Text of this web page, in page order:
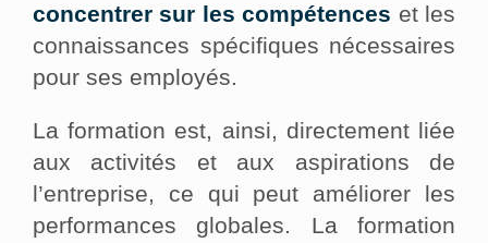
concentrer sur les compétences et les
connaissances spécifiques nécessaires
pour ses employés.
La formation est, ainsi, directement liée
aux activités et aux aspirations de
l’entreprise, ce qui peut améliorer les
performances globales. La formation